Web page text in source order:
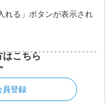
れる」ボタンが表示され
はこちら
員登録